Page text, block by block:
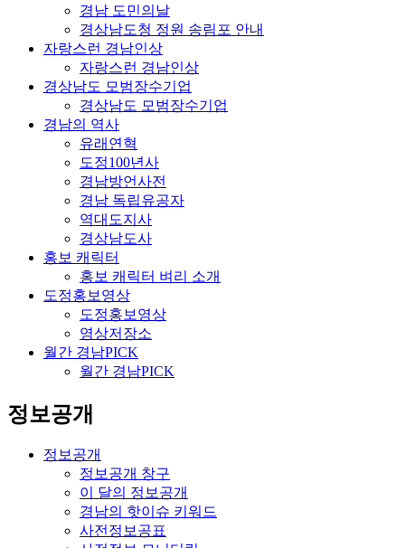
경남 도민의날
경상남도청 정원 송림포 안내
자랑스런 경남인상
자랑스런 경남인상
경상남도 모범장수기업
경상남도 모범장수기업
경남의 역사
유래연혁
도정100년사
경남방언사전
경남 독립유공자
역대도지사
경상남도사
홍보 캐릭터
홍보 캐릭터 벼리 소개
도정홍보영상
도정홍보영상
영상저장소
월간 경남PICK
월간 경남PICK
정보공개
정보공개
정보공개 창구
이 달의 정보공개
경남의 핫이슈 키워드
사전정보공표